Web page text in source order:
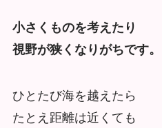
小さくものを考えたり
視野が狭くなりがちです。
ひとたび海を越えたら
たとえ距離は近くても